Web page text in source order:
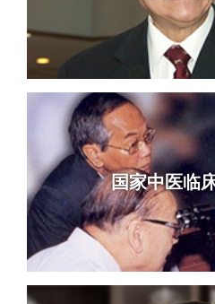
国家中医临